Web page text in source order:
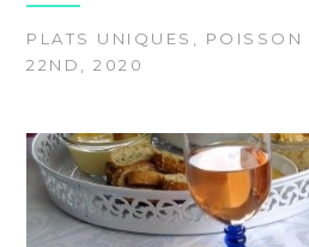
PLATS UNIQUES POISSON
22ND, 2020